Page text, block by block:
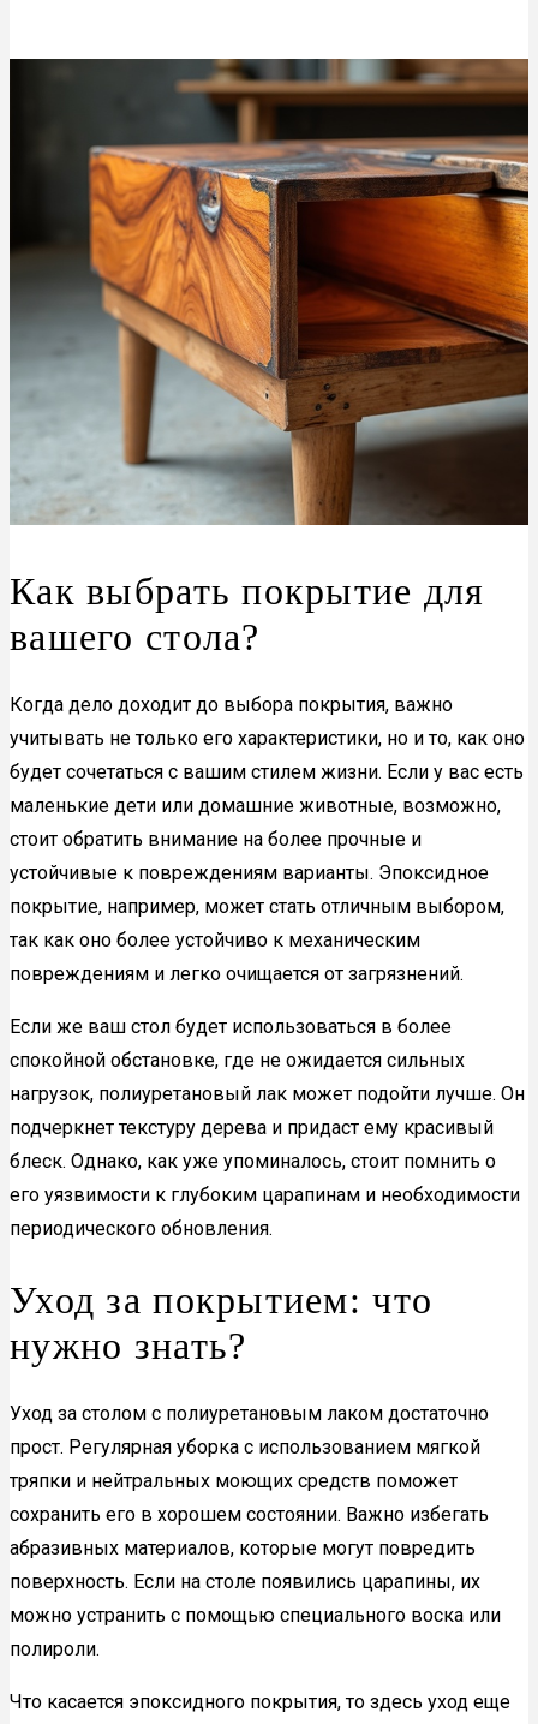
Как выбрать покрытие для
вашего стола?
Когда дело доходит до выбора покрытия, важно
учитывать не только его характеристики, но и то, как оно
будет сочетаться с вашим стилем жизни. Если у вас есть
маленькие дети или домашние животные, возможно,
стоит обратить внимание на более прочные и
устойчивые к повреждениям варианты. Эпоксидное
покрытие, например, может стать отличным выбором,
так как оно более устойчиво к механическим
повреждениям и легко очищается от загрязнений.
Если же ваш стол будет использоваться в более
спокойной обстановке, где не ожидается сильных
нагрузок, полиуретановый лак может подойти лучше. Он
подчеркнет текстуру дерева и придаст ему красивый
блеск. Однако, как уже упоминалось, стоит помнить о
его уязвимости к глубоким царапинам и необходимости
периодического обновления.
Уход за покрытием: что
нужно знать?
Уход за столом с полиуретановым лаком достаточно
прост. Регулярная уборка с использованием мягкой
тряпки и нейтральных моющих средств поможет
сохранить его в хорошем состоянии. Важно избегать
абразивных материалов, которые могут повредить
поверхность. Если на столе появились царапины, их
можно устранить с помощью специального воска или
полироли.
Что касается эпоксидного покрытия, то здесь уход еще